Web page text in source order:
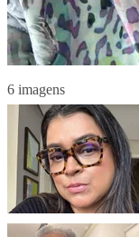
6 imagens